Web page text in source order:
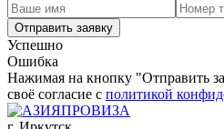
Успешно
Ошибка
Нажимая на кнопку "Отправить
своё согласие с политикой